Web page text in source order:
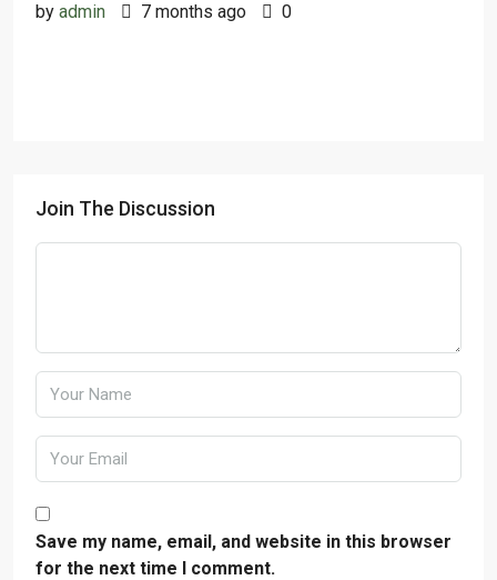
by admin 7 months ago 0
Join The Discussion
Save my name, email, and website in this browser
for the next time I comment.